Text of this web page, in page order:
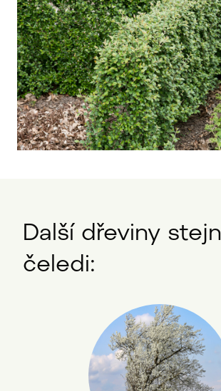
Další dřeviny
čeledi: